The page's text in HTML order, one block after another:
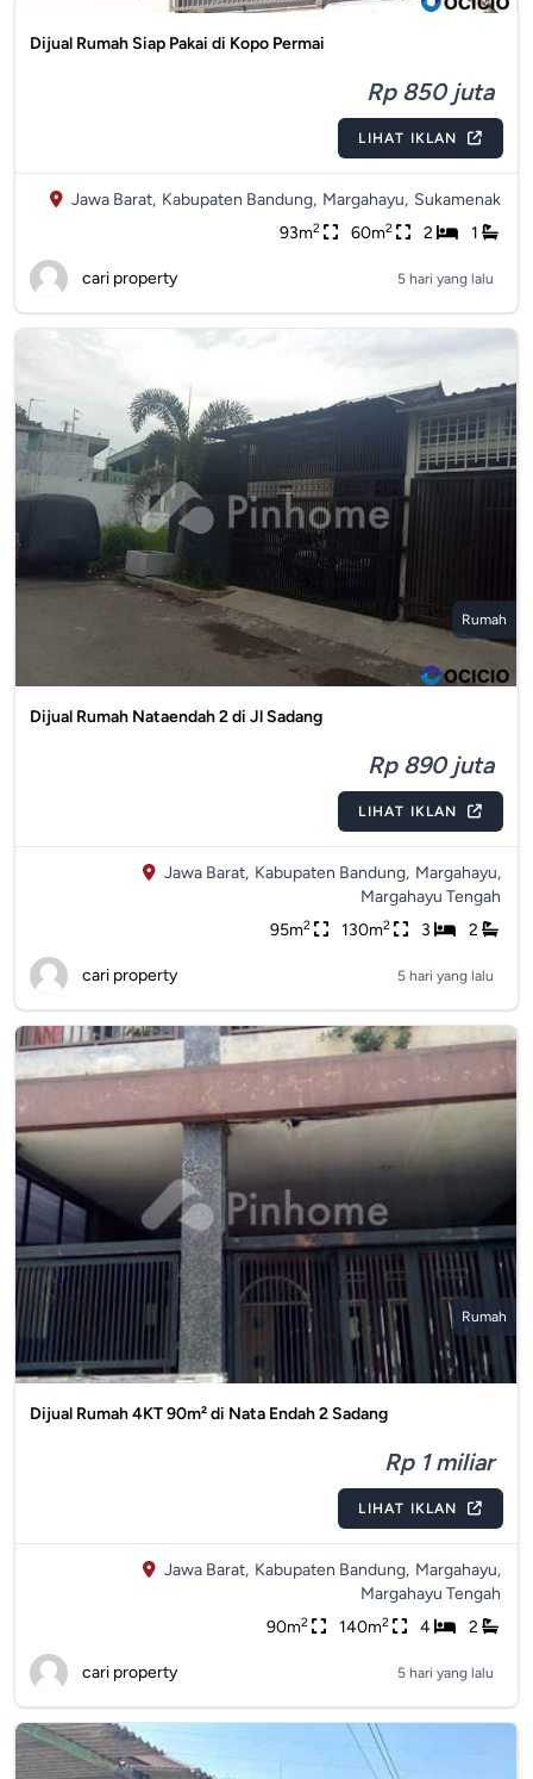
Dijual Rumah Siap Pakai di Kopo Permai
Rp 850 juta
LIHAT IKLAN
Jawa Barat, Kabupaten Bandung, Margahayu, Sukamenak
93m2 60m2 2 1
cari property 5 hari yang lalu
Rumah
Dijual Rumah Nataendah 2 di Jl Sadang
Rp 890 juta
LIHAT IKLAN
Jawa Barat, Kabupaten Bandung, Margahayu,
Margahayu Tengah
95m2 130m2 3 2
cari property 5 hari yang lalu
Rumah
Dijual Rumah 4KT 90m² di Nata Endah 2 Sadang
Rp 1 miliar
LIHAT IKLAN
Jawa Barat, Kabupaten Bandung, Margahayu,
Margahayu Tengah
90m2 140m2 4 2
cari property 5 hari yang lalu